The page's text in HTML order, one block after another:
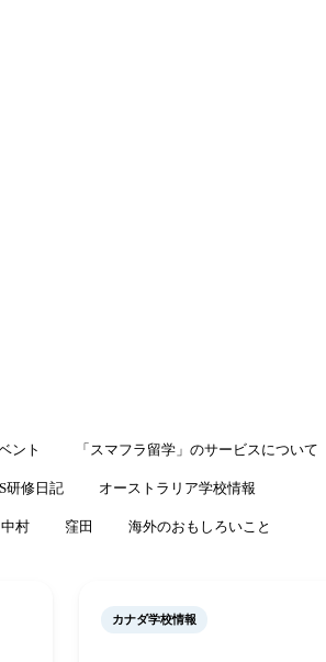
ント 「スマフラ留学」のサービスについて
研修日記 オーストラリア学校情報
中村 窪田 海外のおもしろいこと
カナダ学校情報